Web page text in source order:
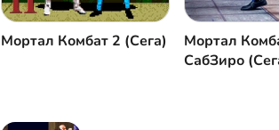
Мортал Комбат 2 (Сега)
Мортал
СабЗиро